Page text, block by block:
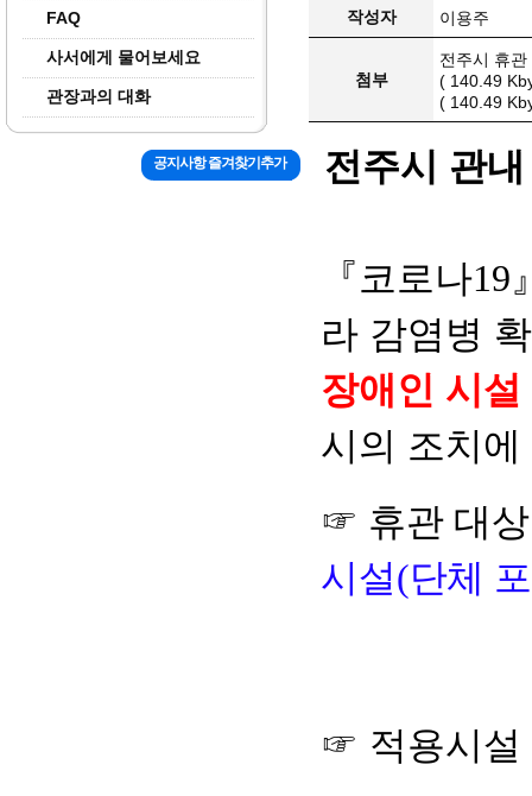
FAQ
사서에게 물어보세요
관장과의 대화
작성자 이용주
첨부
전주시 휴
( 140.49
( 140.49
전주시 관
『 코로나19
라 감염병
장애인 시
시의 조치
☞ 휴관 대
시설(단체
☞ 적용시설
공지사항 즐겨찾기추가